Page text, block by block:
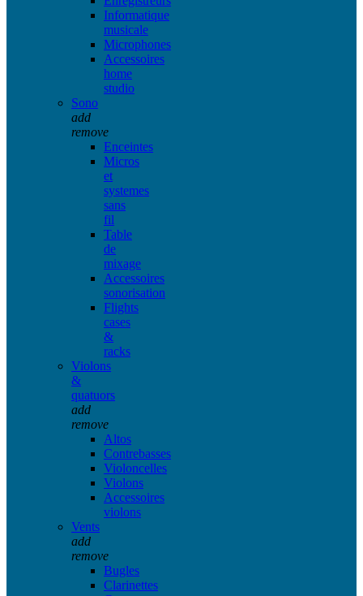
Informatique
musicale
Microphones
Accessoires
home
studio
Sono
add
remove
Enceintes
Micros
et
systemes
sans
fil
Table
de
mixage
Accessoires
sonorisation
Flights
cases
&
racks
Violons
&
quatuors
add
remove
Altos
Contrebasses
Violoncelles
Violons
Accessoires
violons
Vents
add
remove
Bugles
Clarinettes